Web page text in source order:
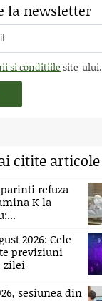
la newsletter
si conditiile site-ului.
citite articole
refuza
K la
2026: Cele
previziuni
zilei
sesiunea din